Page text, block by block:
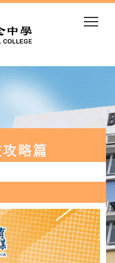
略篇